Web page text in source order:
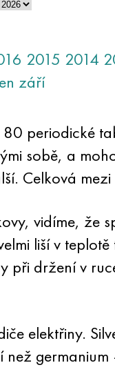
2015 2014
září
periodické
sobě, a
Celková
vidíme, že
liší v
při držení v
elektřiny.
než